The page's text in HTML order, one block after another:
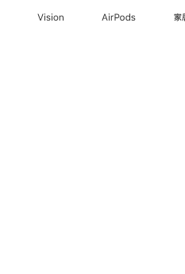
Vision AirPods 家